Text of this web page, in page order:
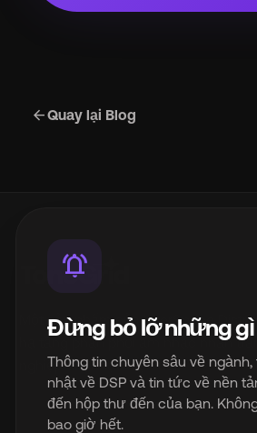
arrow_backQuay lại Blog
notifications_active
Đừng bỏ lỡ những gì
Thông tin chuyên sâu về
nhật về DSP và tin tức về nền
đến hộp thư đến của bạn.
bao giờ hết.
Một sản phẩm của InterSpace
hạ tầng phân phối âm nhạc nhãn
nghiệp âm nhạc hiện đại.
© 2026 InterSpace Distribution Limited.